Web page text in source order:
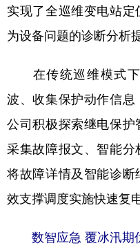
实现了全巡维变电站定
为设备问题的诊断分析
在传统巡维模式下
波、收集保护动作信
公司积极探索继电保
采集故障报文、智能分
将故障详情及智能诊
效支撑调度实施快速复
数智应急 覆冰汛期